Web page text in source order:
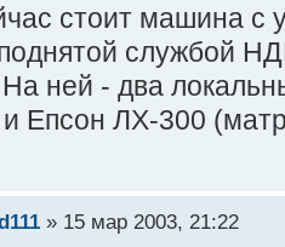
стоит машина с
службой
ней - два
Епсон ЛХ-300
» 15 мар 2003, 21:22